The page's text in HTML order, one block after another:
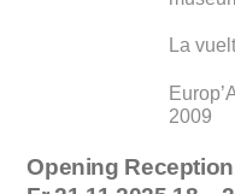
La
2009
Opening